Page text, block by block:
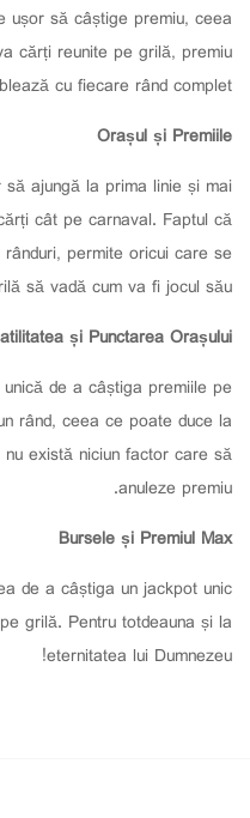
ușor să câștige premiu, ceea
cărți reunite pe grilă, premiu
cu fiecare rând complet.
Orașul și Premiile
ajungă la prima linie și mai
cât pe carnaval. Faptul că
permite oricui care se
să vadă cum va fi jocul său.
și Punctarea Orașului
de a câștiga premiile pe
rând, ceea ce poate duce la
există niciun factor care să
anuleze premiu.
Bursele și Premiul Max
de a câștiga un jackpot unic
grilă. Pentru totdeauna și la
eternitatea lui Dumnezeu!